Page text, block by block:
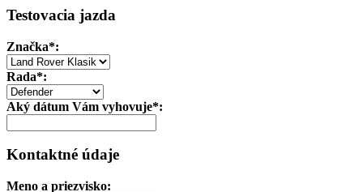
Testovacia jazda
Značka*:
Rada*:
Aký dátum Vám vyhovuje*:
Kontaktné údaje
Meno a priezvisko: